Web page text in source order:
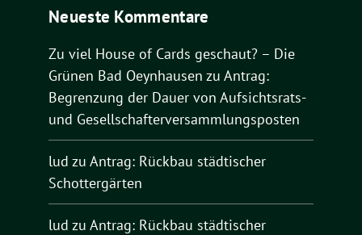
Neueste Kommentare
Zu viel House of Cards geschaut? – Die
Grünen Bad Oeynhausen zu Antrag:
Begrenzung der Dauer von Aufsichtsrats-
und Gesellschafterversammlungsposten
lud zu Antrag: Rückbau städtischer
Schottergärten
lud zu Antrag: Rückbau städtischer